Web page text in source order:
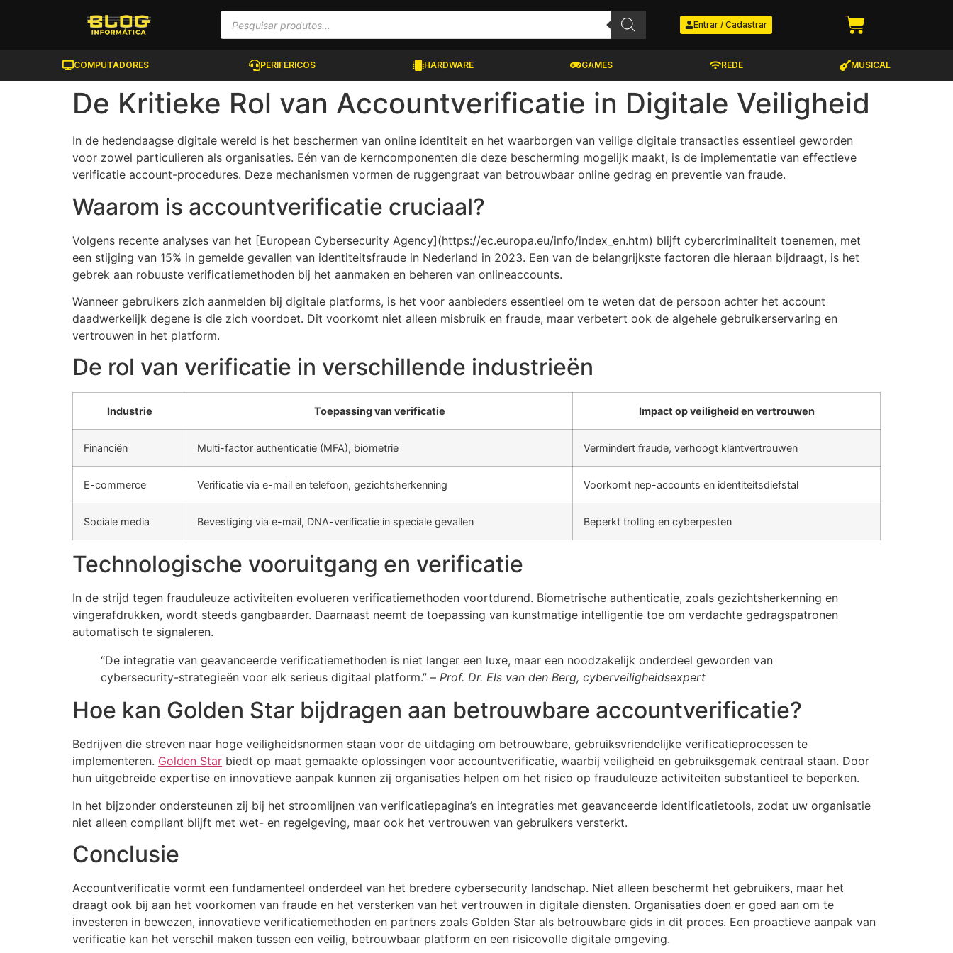
Entrar / Cadastrar
COMPUTADORES PERIFÉRICOS HARDWARE GAMES REDE MUSICAL
De Kritieke Rol van Accountverificatie in Digitale Veiligheid
In de hedendaagse digitale wereld is het beschermen van online identiteit en het waarborgen van veilige digitale transacties essentieel geworden
voor zowel particulieren als organisaties. Eén van de kerncomponenten die deze bescherming mogelijk maakt, is de implementatie van effectieve
verificatie account-procedures. Deze mechanismen vormen de ruggengraat van betrouwbaar online gedrag en preventie van fraude.
Waarom is accountverificatie cruciaal?
Volgens recente analyses van het [European Cybersecurity Agency](https://ec.europa.eu/info/index_en.htm) blijft cybercriminaliteit toenemen, met
een stijging van 15% in gemelde gevallen van identiteitsfraude in Nederland in 2023. Een van de belangrijkste factoren die hieraan bijdraagt, is het
gebrek aan robuuste verificatiemethoden bij het aanmaken en beheren van onlineaccounts.
Wanneer gebruikers zich aanmelden bij digitale platforms, is het voor aanbieders essentieel om te weten dat de persoon achter het account
daadwerkelijk degene is die zich voordoet. Dit voorkomt niet alleen misbruik en fraude, maar verbetert ook de algehele gebruikerservaring en
vertrouwen in het platform.
De rol van verificatie in verschillende industrieën
Industrie Toepassing van verificatie Impact op veiligheid en vertrouwen
Financiën Multi-factor authenticatie (MFA), biometrie Vermindert fraude, verhoogt klantvertrouwen
E-commerce Verificatie via e-mail en telefoon, gezichtsherkenning Voorkomt nep-accounts en identiteitsdiefstal
Sociale media Bevestiging via e-mail, DNA-verificatie in speciale gevallen Beperkt trolling en cyberpesten
Technologische vooruitgang en verificatie
In de strijd tegen frauduleuze activiteiten evolueren verificatiemethoden voortdurend. Biometrische authenticatie, zoals gezichtsherkenning en
vingerafdrukken, wordt steeds gangbaarder. Daarnaast neemt de toepassing van kunstmatige intelligentie toe om verdachte gedragspatronen
automatisch te signaleren.
“De integratie van geavanceerde verificatiemethoden is niet langer een luxe, maar een noodzakelijk onderdeel geworden van
cybersecurity-strategieën voor elk serieus digitaal platform.” – Prof. Dr. Els van den Berg, cyberveiligheidsexpert
Hoe kan Golden Star bijdragen aan betrouwbare accountverificatie?
Bedrijven die streven naar hoge veiligheidsnormen staan voor de uitdaging om betrouwbare, gebruiksvriendelijke verificatieprocessen te
implementeren. Golden Star biedt op maat gemaakte oplossingen voor accountverificatie, waarbij veiligheid en gebruiksgemak centraal staan. Door
hun uitgebreide expertise en innovatieve aanpak kunnen zij organisaties helpen om het risico op frauduleuze activiteiten substantieel te beperken.
In het bijzonder ondersteunen zij bij het stroomlijnen van verificatiepagina’s en integraties met geavanceerde identificatietools, zodat uw organisatie
niet alleen compliant blijft met wet- en regelgeving, maar ook het vertrouwen van gebruikers versterkt.
Conclusie
Accountverificatie vormt een fundamenteel onderdeel van het bredere cybersecurity landschap. Niet alleen beschermt het gebruikers, maar het
draagt ook bij aan het voorkomen van fraude en het versterken van het vertrouwen in digitale diensten. Organisaties doen er goed aan om te
investeren in bewezen, innovatieve verificatiemethoden en partners zoals Golden Star als betrouwbare gids in dit proces. Een proactieve aanpak van
verificatie kan het verschil maken tussen een veilig, betrouwbaar platform en een risicovolle digitale omgeving.